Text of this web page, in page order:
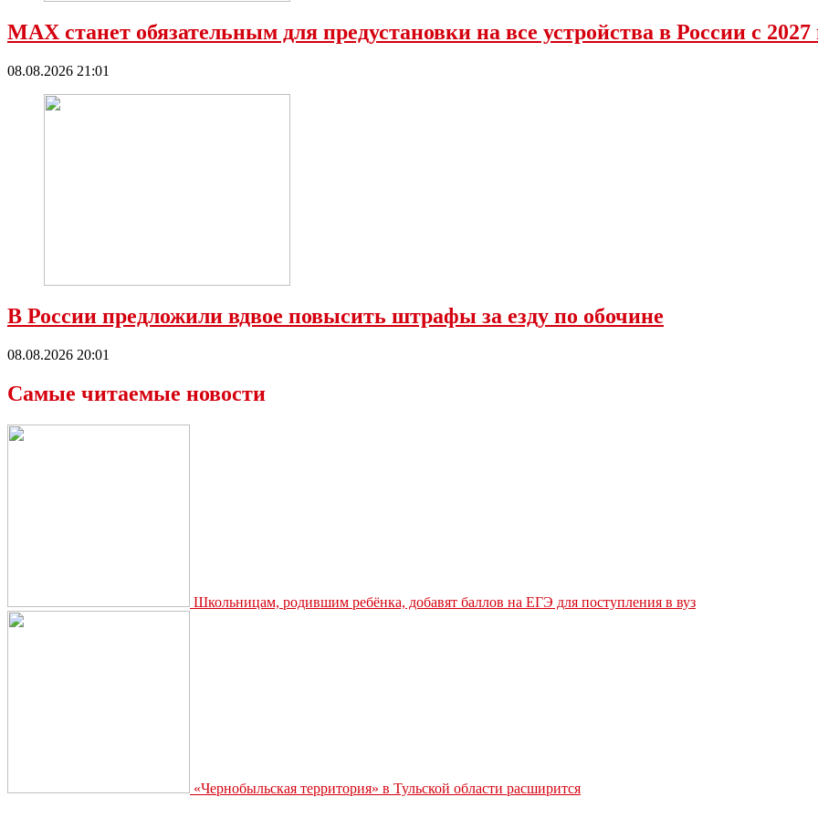
МАХ станет обязательным для предустановки на все устройства в России с 2027
08.08.2026 21:01
В России предложили вдвое повысить штрафы за езду по обочине
08.08.2026 20:01
Самые читаемые новости
Школьницам, родившим ребёнка, добавят баллов на ЕГЭ для поступления в вуз
«Чернобыльская территория» в Тульской области расширится